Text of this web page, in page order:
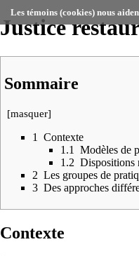
Les témoins (cookies) nous
Justice
Sommaire
[masquer]
1
Contexte
1.1
Modèles de
1.2 Dispositions
2 Les groupes de
3 Des approches
Contexte